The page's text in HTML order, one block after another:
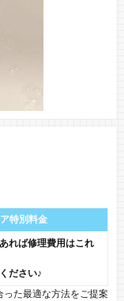
特別料金
れば修理費用はこれ
ださい♪
た最適な方法をご提案